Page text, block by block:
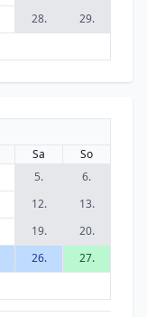
28.
29.
Sa
So
5.
6.
12.
13.
19.
20.
26.
27.